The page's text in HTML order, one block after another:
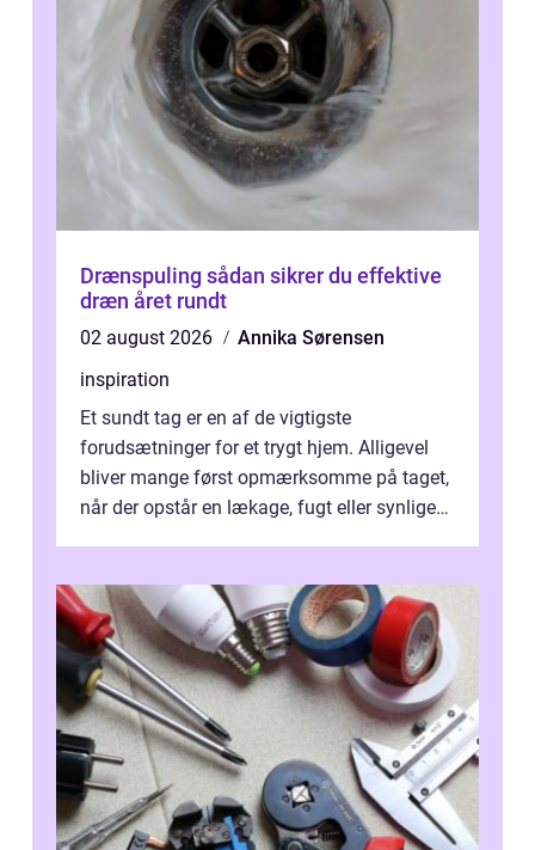
Drænspuling sådan sikrer du effektive
dræn året rundt
02 august 2026
Annika Sørensen
inspiration
Et sundt tag er en af de vigtigste
forudsætninger for et trygt hjem. Alligevel
bliver mange først opmærksomme på taget,
når der opstår en lækage, fugt eller synlige